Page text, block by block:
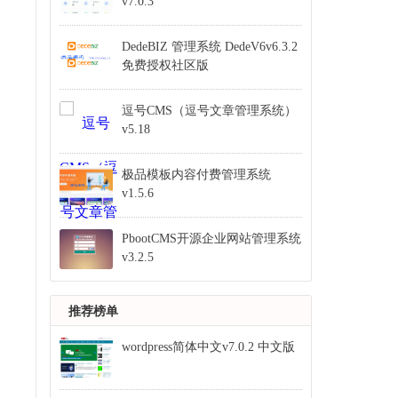
DedeBIZ 管理系统 DedeV6v6.3.2
免费授权社区版
逗号CMS（逗号文章管理系统）
v5.18
极品模板内容付费管理系统
v1.5.6
PbootCMS开源企业网站管理系统
v3.2.5
推荐榜单
wordpress简体中文v7.0.2 中文版